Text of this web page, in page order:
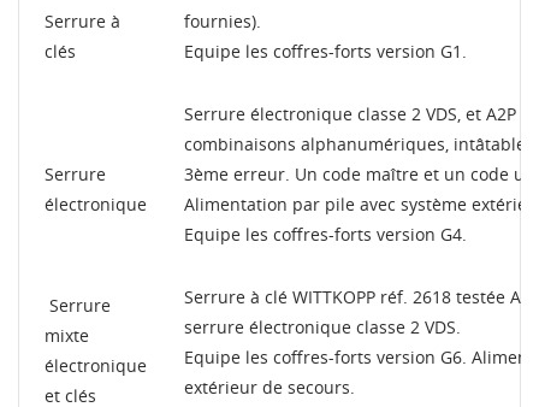
Serrure à
clés
fournies).
Equipe les coffres-forts version G1.
Serrure
électronique
Serrure électronique classe 2 VDS, et A2P
combinaisons alphanumériques, intâtable,
3ème erreur. Un code maître et un code
Alimentation par pile avec système
Equipe les coffres-forts version G4.
Serrure
mixte
électronique
et clés
Serrure à clé WITTKOPP réf. 2618 testée
serrure électronique classe 2 VDS.
Equipe les coffres-forts version G6.
extérieur de secours.